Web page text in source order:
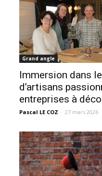
Grand angle
Immersion dans
d’artisans
entreprises à
Pascal LE COZ - 27 mars 2026